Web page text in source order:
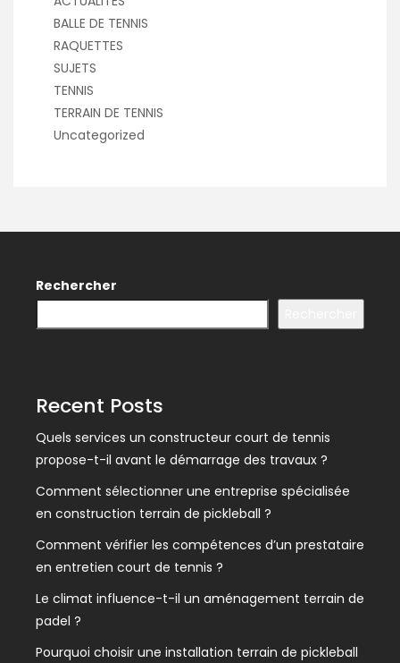
BALLE DE TENNIS
RAQUETTES
SUJETS
TENNIS
TERRAIN DE TENNIS
Uncategorized
Rechercher
Recent Posts
Quels services un constructeur court de tennis
propose-t-il avant le démarrage des travaux ?
Comment sélectionner une entreprise spécialisée
en construction terrain de pickleball ?
Comment vérifier les compétences d’un prestataire
en entretien court de tennis ?
Le climat influence-t-il un aménagement terrain de
padel ?
Pourquoi choisir une installation terrain de pickleball